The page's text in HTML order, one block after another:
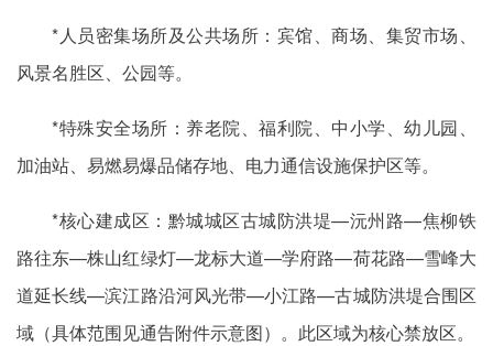
*人员密集场所及公共场所：宾馆、商场、集贸市场、
风景名胜区、公园等。
*特殊安全场所：养老院、福利院、中小学、幼儿园、
加油站、易燃易爆品储存地、电力通信设施保护区等。
*核心建成区：黔城城区古城防洪堤—沅州路—焦柳铁
路往东—株山红绿灯—龙标大道—学府路—荷花路—雪峰大
道延长线—滨江路沿河风光带—小江路—古城防洪堤合围区
域（具体范围见通告附件示意图）。此区域为核心禁放区。